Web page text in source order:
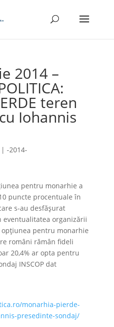
2014 –
teren
Iohannis
-2014-
pentru monarhie a
puncte procentuale în
s-au desfăşurat
organizării
pentru monarhie
români rămân fideli
20,4% ar opta pentru
INSCOP dat
monarhia-pierde-
presedinte-sondaj/